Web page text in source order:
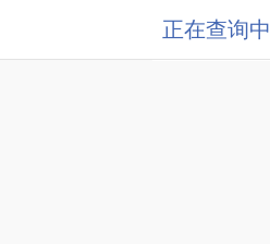
正在查询中